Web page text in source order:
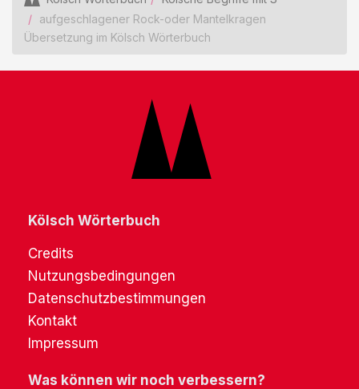
aufgeschlagener Rock-oder Mantelkragen
Übersetzung im Kölsch Wörterbuch
Kölsch Wörterbuch
Credits
Nutzungsbedingungen
Datenschutzbestimmungen
Kontakt
Impressum
Was können wir noch verbessern?